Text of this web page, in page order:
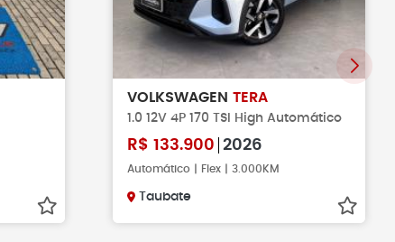
VOLKSWAGEN TERA
1.0 12V 4P 170 TSI High Automático
R$ 133.900 2026
Automático | Flex | 3.000KM
Taubate